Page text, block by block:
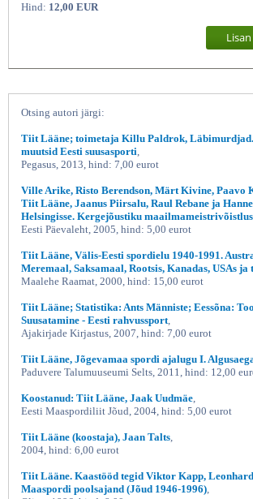
Hind: 12,00 EUR
Otsing autori järgi:
Tiit Lääne; toimetaja Killu Paldrok, Läbimurdjad.
muutsid Eesti suusasporti
Pegasus, 2013, hind: 7,00 eurot
Ville Arike, Risto Berendson, Märt Kivine, Paavo
Tiit Lääne, Jaanus Piirsalu, Raul Rebane ja
Helsingisse. Kergejõustiku
Eesti Päevaleht, 2005, hind: 5,00 eurot
Tiit Lääne, Välis-Eesti spordielu 1940-1991.
Meremaal, Saksamaal, Rootsis, Kanadas, USAs ja
Maalehe Raamat, 2000, hind: 15,00 eurot
Tiit Lääne; Statistika: Ants Männiste; Eessõna:
Suusatamine - Eesti rahvussport
Ajakirjade Kirjastus, 2007, hind: 7,00 eurot
Tiit Lääne, Jõgevamaa spordi ajalugu I.
Paduvere Talumuuseumi Selts, 2011, hind: 12,00
Koostanud: Tiit Lääne, Jaak Uudmäe
Eesti Maaspordiliit Jõud, 2004, hind: 5,00 eurot
Tiit Lääne (koostaja), Jaan Talts
2004, hind: 6,00 eurot
Tiit Lääne. Kaastööd tegid Viktor Kapp,
Maaspordi poolsajand (Jõud 1946-1996)